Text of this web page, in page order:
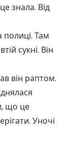
знала. Від
Там
сукні. Він
він раптом.
що це
Уночі